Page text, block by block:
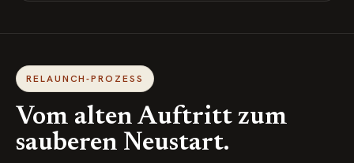
RELAUNCH-PROZESS
Vom alten Auftritt zum
sauberen Neustart.